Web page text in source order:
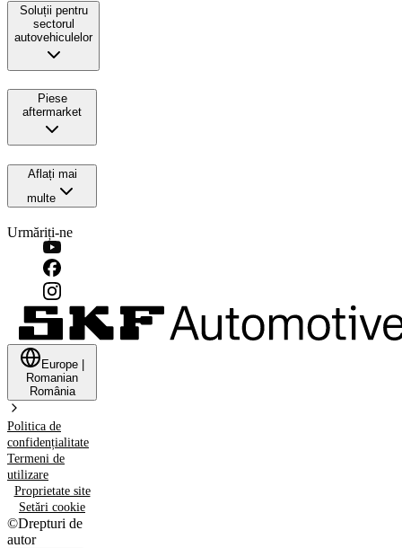
Soluții pentru
sectorul
autovehiculelor
Piese
aftermarket
Aflați mai
multe
Urmăriți-ne
Europe
Romanian
România
Politica de
confidențialitate
Termeni de
utilizare
Proprietate site
Setări cookie
©Drepturi de
autor